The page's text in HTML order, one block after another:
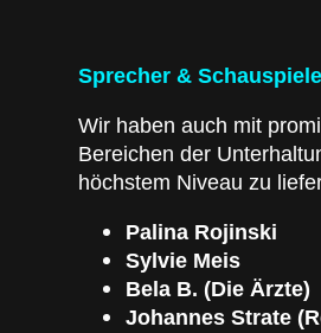
Sprecher &
Wir haben auch mit
Bereichen der
höchstem Niveau zu
Palina Rojinski
Sylvie Meis
Bela B. (Die Ärzte)
Johannes Strate